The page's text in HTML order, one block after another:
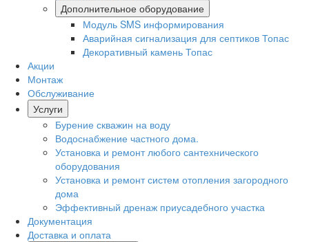
Дополнительное оборудование
Модуль SMS информирования
Аварийная сигнализация для септиков Топас
Декоративный камень Топас
Акции
Монтаж
Обслуживание
Услуги
Бурение скважин на воду
Водоснабжение частного дома.
Установка и ремонт любого сантехнического
оборудования
Установка и ремонт систем отопления загородного
дома
Эффективный дренаж приусадебного участка
Документация
Доставка и оплата